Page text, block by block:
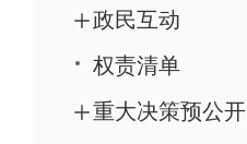
政民互动
权责清单
重大决策预公开